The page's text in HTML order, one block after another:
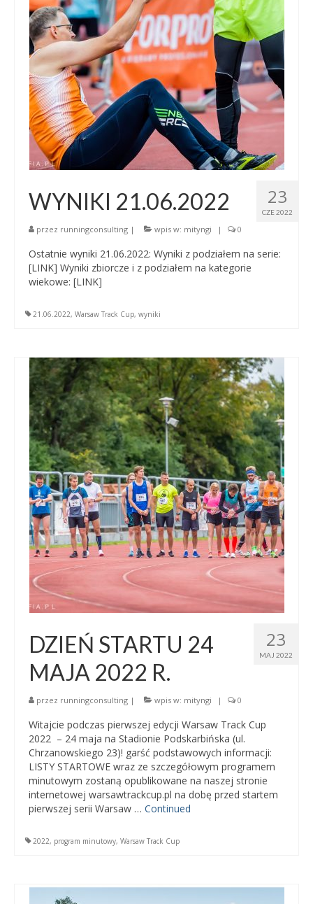
23
CZE 2022
WYNIKI 21.06.2022
przez runningconsulting | wpis w: mityngi | 0
Ostatnie wyniki 21.06.2022: Wyniki z podziałem na serie:
[LINK] Wyniki zbiorcze i z podziałem na kategorie
wiekowe: [LINK]
21.06.2022, Warsaw Track Cup, wyniki
23
MAJ 2022
DZIEŃ STARTU 24
MAJA 2022 R.
przez runningconsulting | wpis w: mityngi | 0
Witajcie podczas pierwszej edycji Warsaw Track Cup
2022 – 24 maja na Stadionie Podskarbińska (ul.
Chrzanowskiego 23)! garść podstawowych informacji:
LISTY STARTOWE wraz ze szczegółowym programem
minutowym zostaną opublikowane na naszej stronie
internetowej warsawtrackcup.pl na dobę przed startem
pierwszej serii Warsaw … Continued
2022, program minutowy, Warsaw Track Cup